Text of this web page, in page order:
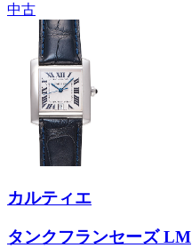
中古
カルティエ
タンクフランセーズ LM